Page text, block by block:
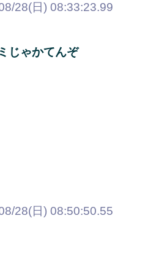
28(日) 08:33:23.99
じゃかてんぞ
28(日) 08:50:50.55